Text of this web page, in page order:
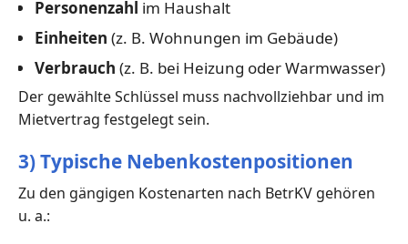
Personenzahl im Haushalt
Einheiten (z. B. Wohnungen im Gebäude)
Verbrauch (z. B. bei Heizung oder Warmwasser)
Der gewählte Schlüssel muss nachvollziehbar und im
Mietvertrag festgelegt sein.
3) Typische Nebenkostenpositionen
Zu den gängigen Kostenarten nach BetrKV gehören
u. a.: